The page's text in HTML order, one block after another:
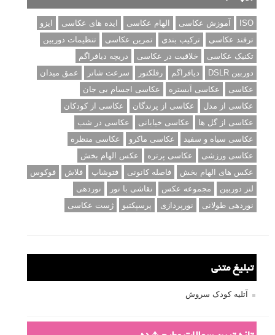
ISO آموزش عکاسی الهام عکاسی ایده های عکاسی
ایزو
ترفند عکاسی
ترکیب بندی تمرین عکاسی
تنظیمات دوربین
تکنیک عکاسی
خلاقیت در عکاسی
دریچه دیافراگم
دوربین DSLR
دیافراگم رفلکتور سرعت شاتر
عمق میدان
عکاسی
عکاسی آبستره
عکاسی اجسام بی جان
عکاسی از مدل
عکاسی از پرندگان
عکاسی از کودکان
عکاسی از گل ها
عکاسی خیابانی
عکاسی در شب
عکاسی سیاه و سفید
عکاسی ماکرو
عکاسی منظره
عکاسی ورزشی
عکاسی پرتره
عکس الهام بخش
عکس های الهام بخش
فاصله کانونی فتوشاپ فلاش
فوکوس
لنز دوربین
مجموعه عکس نقاشی با نور
نوردهی
نوردهی طولانی
نورپردازی پرسپکتیو ژست عکاسی
تبلیغ متنی
آتلیه کودک سروش